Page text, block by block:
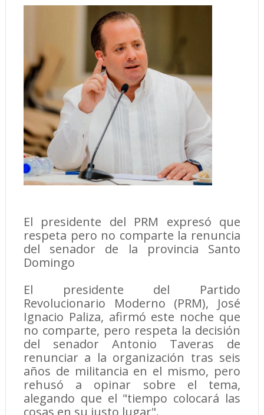
El presidente del PRM expresó que
respeta pero no comparte la renuncia
del senador de la provincia Santo
Domingo
El presidente del Partido
Revolucionario Moderno (PRM), José
Ignacio Paliza, afirmó este noche que
no comparte, pero respeta la decisión
del senador Antonio Taveras de
renunciar a la organización tras seis
años de militancia en el mismo, pero
rehusó a opinar sobre el tema,
alegando que el "tiempo colocará las